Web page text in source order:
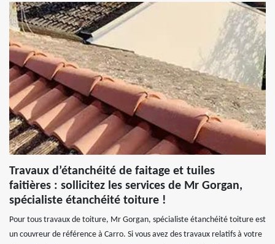
Travaux d’étanchéité de faitage et tuiles
faitières : sollicitez les services de Mr Gorgan,
spécialiste étanchéité toiture !
Pour tous travaux de toiture, Mr Gorgan, spécialiste étanchéité toiture est
un couvreur de référence à Carro. Si vous avez des travaux relatifs à votre